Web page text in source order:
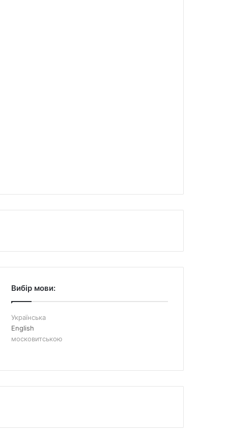
Вибір мови:
Українська
English
московитською